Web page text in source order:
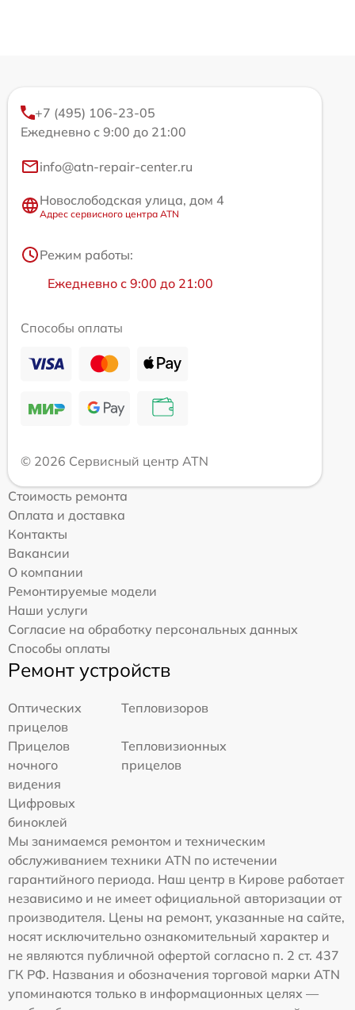
+7 (495) 106-23-05
Ежедневно с 9:00 до 21:00
info@atn-repair-center.ru
Новослободская улица, дом 4
Адрес сервисного центра ATN
Режим работы:
Ежедневно с 9:00 до 21:00
Способы оплаты
© 2026 Сервисный центр ATN
Стоимость ремонта
Оплата и доставка
Контакты
Вакансии
О компании
Ремонтируемые модели
Наши услуги
Согласие на обработку персональных данных
Способы оплаты
Ремонт устройств
Оптических
прицелов
Тепловизоров
Прицелов
ночного
видения
Тепловизионных
прицелов
Цифровых
биноклей
Мы занимаемся ремонтом и техническим
обслуживанием техники ATN по истечении
гарантийного периода. Наш центр в Кирове работает
независимо и не имеет официальной авторизации от
производителя. Цены на ремонт, указанные на сайте,
носят исключительно ознакомительный характер и
не являются публичной офертой согласно п. 2 ст. 437
ГК РФ. Названия и обозначения торговой марки ATN
упоминаются только в информационных целях —